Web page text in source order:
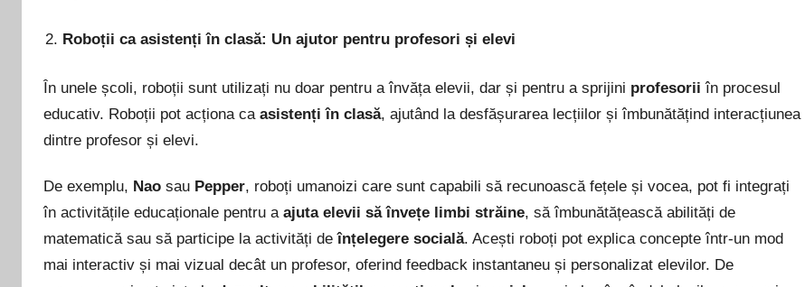
Roboții ca asistenți în clasă: Un ajutor pentru profesori și elevi
În unele școli, roboții sunt utilizați nu doar pentru a învăța elevii, dar și pentru a sprijini profesorii în procesul
educativ. Roboții pot acționa ca asistenți în clasă, ajutând la desfășurarea lecțiilor și îmbunătățind interacțiunea
dintre profesor și elevi.
De exemplu, Nao sau Pepper, roboți umanoizi care sunt capabili să recunoască fețele și vocea, pot fi integrați
în activitățile educaționale pentru a ajuta elevii să învețe limbi străine, să îmbunătățească abilități de
matematică sau să participe la activități deînțelegere socială. Acești roboți pot explica concepte într-un mod
mai interactiv și mai vizual decât un profesor, oferind feedback instantaneu și personalizat elevilor. De